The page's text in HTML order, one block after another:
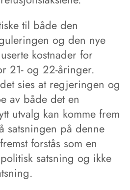
til både den
og den nye
kostnader for
21- og 22-åringer.
sies at regjeringen og
av både det en
utvalg kan komme frem
satsningen på denne
forstås som en
satsning og ikke